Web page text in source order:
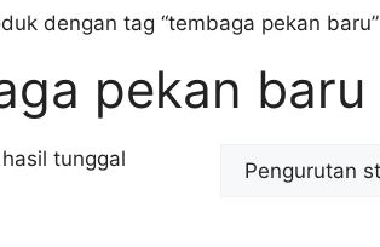
dengan tag “tembaga pekan baru”
pekan baru
tunggal